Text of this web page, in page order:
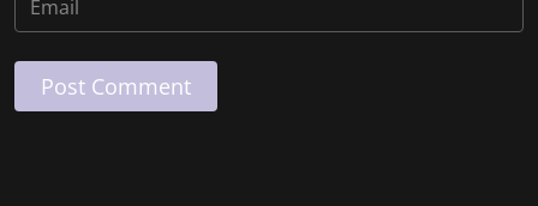
Post Comment